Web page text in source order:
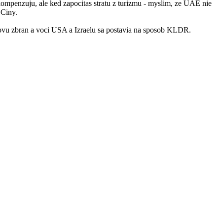
ale ked zapocitas stratu z turizmu - myslim, ze UAE nie
zbran a voci USA a Izraelu sa postavia na sposob KLDR.